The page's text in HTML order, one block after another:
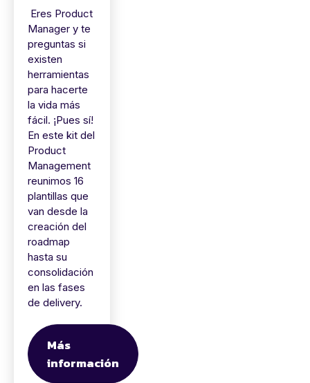
Eres Product
Manager y te
preguntas si
existen
herramientas
para hacerte
la vida más
fácil. ¡Pues sí!
En este kit del
Product
Management
reunimos 16
plantillas que
van desde la
creación del
roadmap
hasta su
consolidación
en las fases
de delivery.
Más
información